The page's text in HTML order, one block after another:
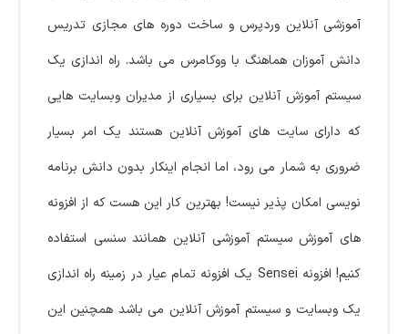
آموزشی آنلاین وردپرس و ساخت دوره های مجازی تدریس
دانش آموزان هماهنگ با ووکامرس می باشد. راه اندازی یک
سیستم آموزش آنلاین برای بسیاری از مدیران وبسایت هایی
که دارای سایت های آموزش آنلاین هستند یک امر بسیار
ضروری به شمار می رود، اما انجام اینکار بدون دانش برنامه
نویسی امکان پذیر نیست! بهترین کار این هست که از افزونه
های آموزش سیستم آموزشی آنلاین همانند سنسی استفاده
کنیم! افزونه Sensei یک افزونه تمام عیار در زمینه راه اندازی
یک وبسایت و سیستم آموزش آنلاین می باشد همچنین این